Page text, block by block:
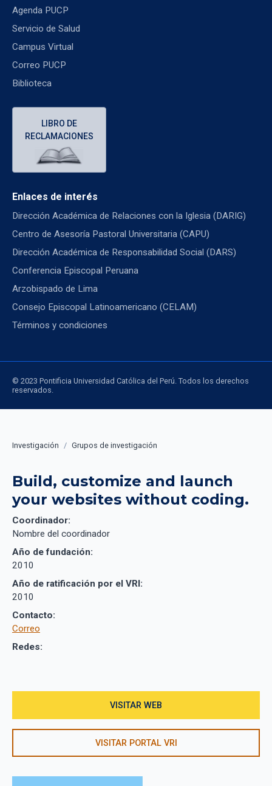
Agenda PUCP
Servicio de Salud
Campus Virtual
Correo PUCP
Biblioteca
LIBRO DE
RECLAMACIONES
Enlaces de interés
Dirección Académica de Relaciones con la Iglesia (DARIG)
Centro de Asesoría Pastoral Universitaria (CAPU)
Dirección Académica de Responsabilidad Social (DARS)
Conferencia Episcopal Peruana
Arzobispado de Lima
Consejo Episcopal Latinoamericano (CELAM)
Términos y condiciones
© 2023 Pontificia Universidad Católica del Perú. Todos los derechos
reservados.
Investigación / Grupos de investigación
Build, customize and launch
your websites without coding.
Coordinador:
Nombre del coordinador
Año de fundación:
2010
Año de ratificación por el VRI:
2010
Contacto:
Correo
Redes:
VISITAR WEB
VISITAR PORTAL VRI